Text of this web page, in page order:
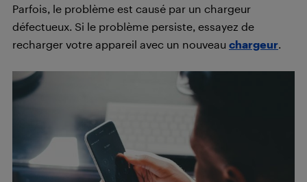
Parfois, le problème est causé par un chargeur
défectueux. Si le problème persiste, essayez de
recharger votre appareil avec un nouveau chargeur.